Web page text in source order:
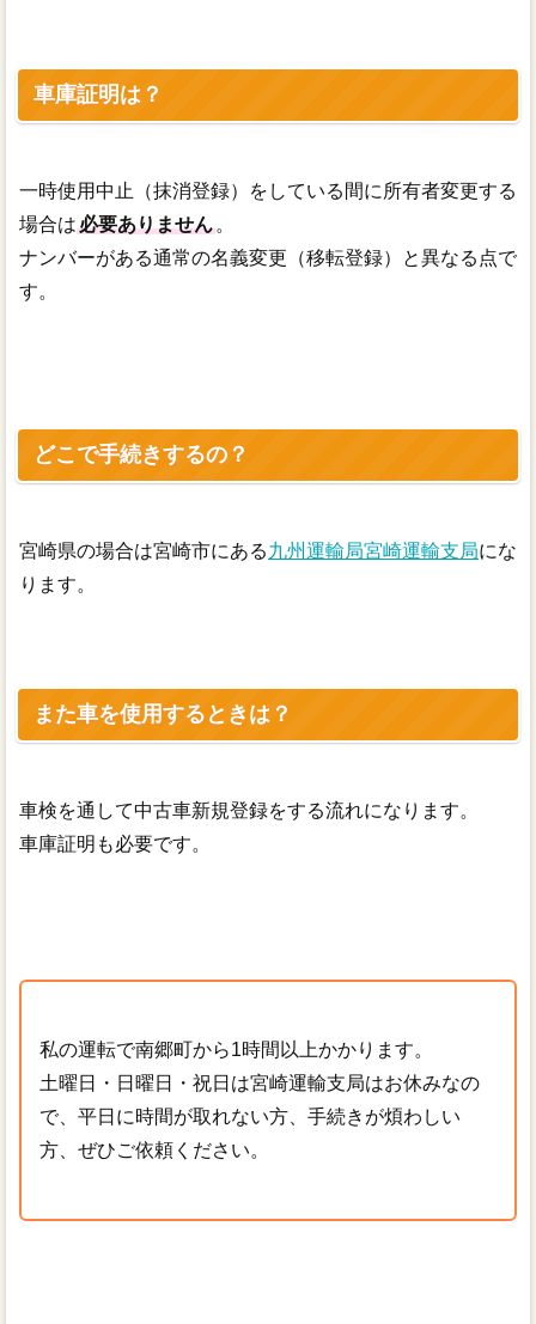
車庫証明は？
一時使用中止（抹消登録）をしている間に所有者変更する
場合は必要ありません。
ナンバーがある通常の名義変更（移転登録）と異なる点で
す。
どこで手続きするの？
宮崎県の場合は宮崎市にある九州運輸局宮崎運輸支局にな
ります。
また車を使用するときは？
車検を通して中古車新規登録をする流れになります。
車庫証明も必要です。
私の運転で南郷町から1時間以上かかります。
土曜日・日曜日・祝日は宮崎運輸支局はお休みなの
で、平日に時間が取れない方、手続きが煩わしい
方、ぜひご依頼ください。